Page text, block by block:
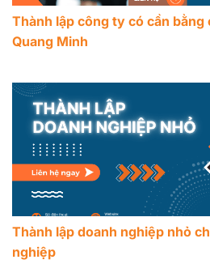
Thành lập công ty có cần bằng
Quang Minh
Thành lập doanh nghiệp nhỏ
nghiệp